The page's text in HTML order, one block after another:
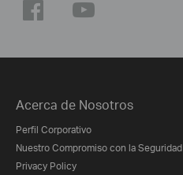
Acerca de Nosotros
Perfil Corporativo
Nuestro Compromiso con la Seguridad
Privacy Policy